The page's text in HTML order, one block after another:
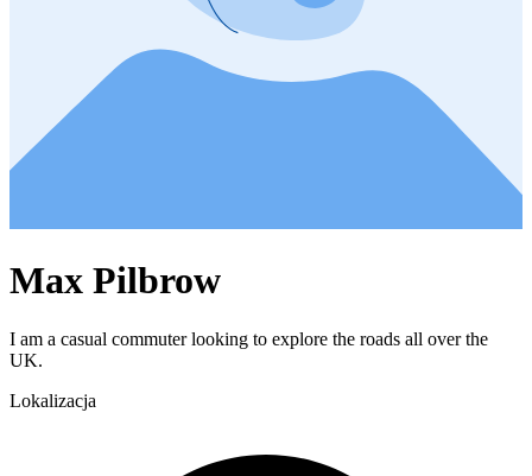
Max Pilbrow
I am a casual commuter looking to explore the roads all over the
UK.
Lokalizacja